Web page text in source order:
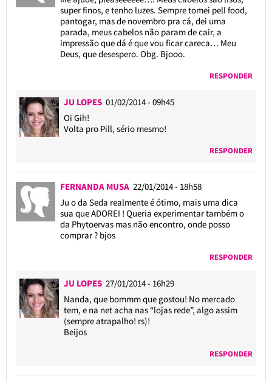
super finos, e tenho luzes. Sempre tomei pell food,
pantogar, mas de novembro pra cá, dei uma
parada, meus cabelos não param de cair, a
impressão que dá é que vou ficar careca… Meu
Deus, que desespero. Obg. Bjooo.
RESPONDER
JU LOPES 01/02/2014 - 09h45
Oi Gih!
Volta pro Pill, sério mesmo!
RESPONDER
FERNANDA MUSA 22/01/2014 - 18h58
Ju o da Seda realmente é ótimo, mais uma dica
sua que ADOREI ! Queria experimentar também o
da Phytoervas mas não encontro, onde posso
comprar ? bjos
RESPONDER
JU LOPES 27/01/2014 - 16h29
Nanda, que bommm que gostou! No mercado
tem, e na net acha nas “lojas rede”, algo assim
(sempre atrapalho! rs)!
Beijos
RESPONDER